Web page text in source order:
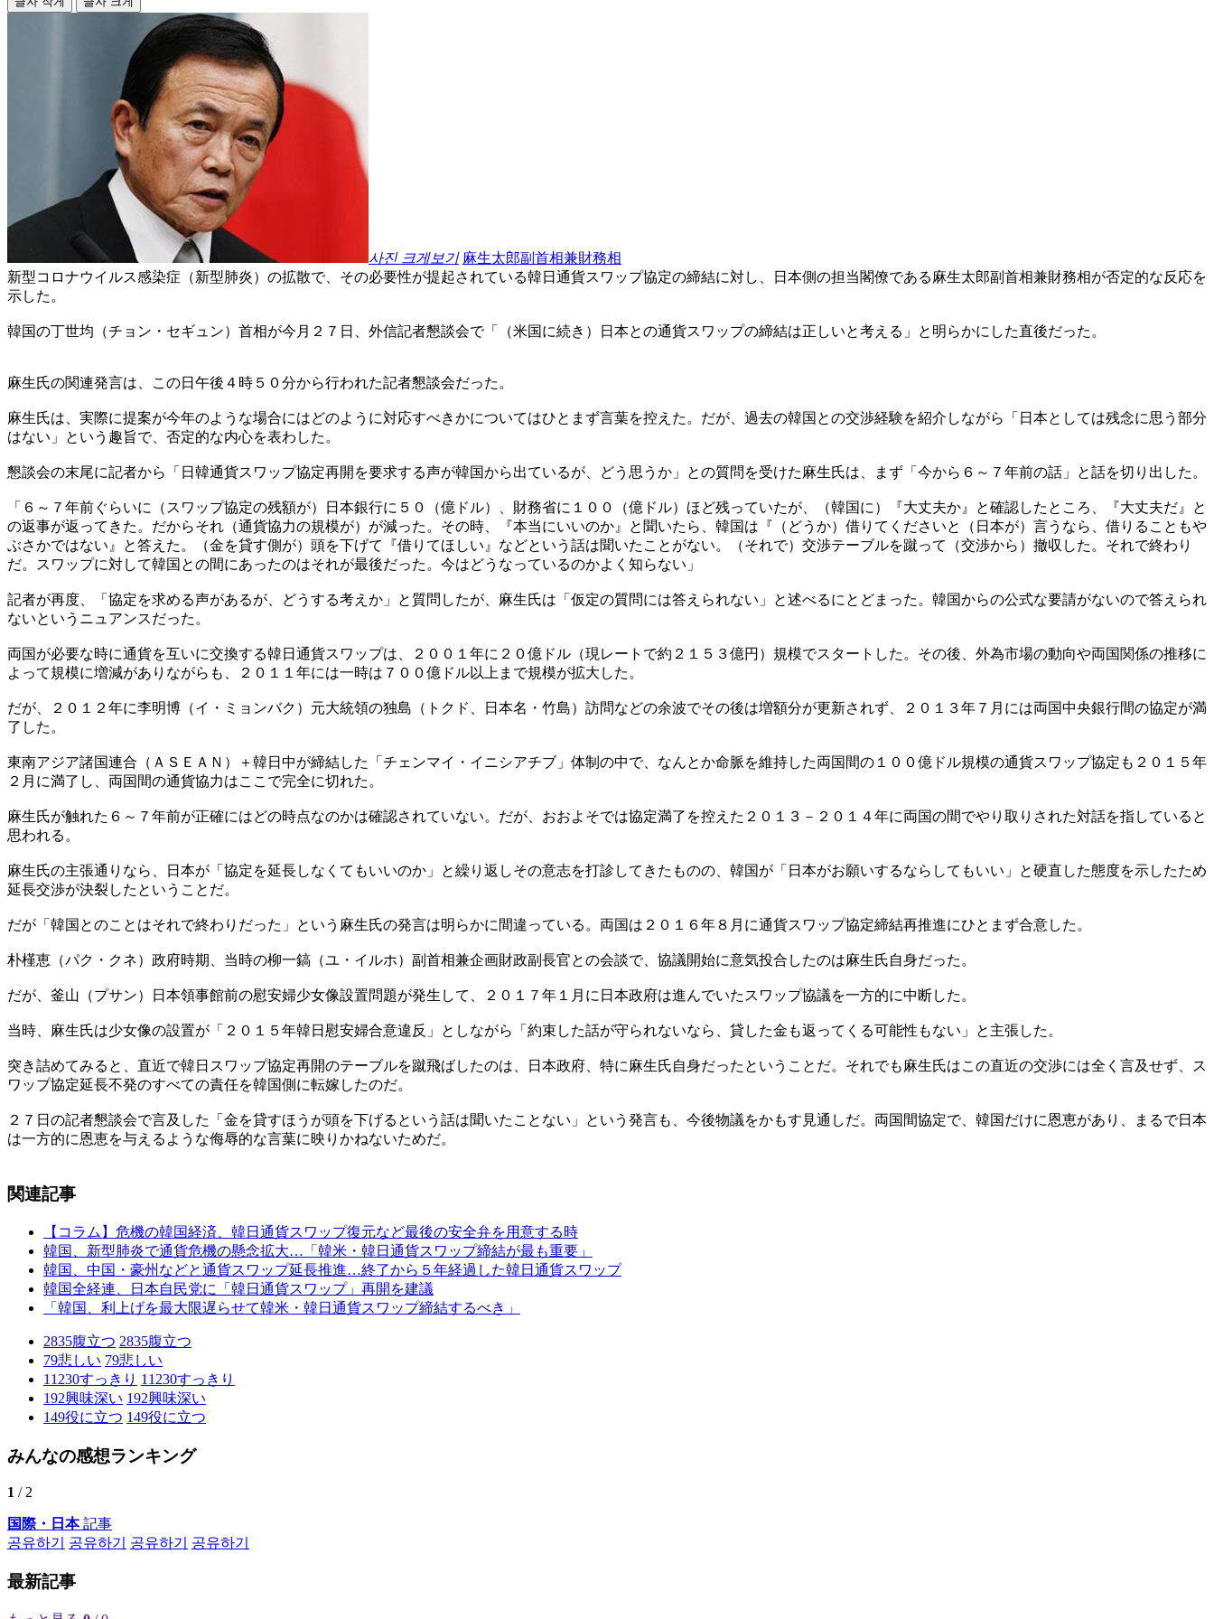
사진 크게보기 麻生太郎副首相兼財務相
新型コロナウイルス感染症（新型肺炎）の拡散で、その必要性が提起されている韓日通貨スワップ協定の締結に対し、日本側の担当閣僚である麻生太郎副首相兼財務相が否定的な反応を
示した。
韓国の丁世均（チョン・セギュン）首相が今月２７日、外信記者懇談会で「（米国に続き）日本との通貨スワップの締結は正しいと考える」と明らかにした直後だった。
麻生氏の関連発言は、この日午後４時５０分から行われた記者懇談会だった。
麻生氏は、実際に提案が今年のような場合にはどのように対応すべきかについてはひとまず言葉を控えた。だが、過去の韓国との交渉経験を紹介しながら「日本としては残念に思う部分
はない」という趣旨で、否定的な内心を表わした。
懇談会の末尾に記者から「日韓通貨スワップ協定再開を要求する声が韓国から出ているが、どう思うか」との質問を受けた麻生氏は、まず「今から６～７年前の話」と話を切り出した。
「６～７年前ぐらいに（スワップ協定の残額が）日本銀行に５０（億ドル）、財務省に１００（億ドル）ほど残っていたが、（韓国に）『大丈夫か』と確認したところ、『大丈夫だ』と
の返事が返ってきた。だからそれ（通貨協力の規模が）が減った。その時、『本当にいいのか』と聞いたら、韓国は『（どうか）借りてくださいと（日本が）言うなら、借りることもや
ぶさかではない』と答えた。（金を貸す側が）頭を下げて『借りてほしい』などという話は聞いたことがない。（それで）交渉テーブルを蹴って（交渉から）撤収した。それで終わり
だ。スワップに対して韓国との間にあったのはそれが最後だった。今はどうなっているのかよく知らない」
記者が再度、「協定を求める声があるが、どうする考えか」と質問したが、麻生氏は「仮定の質問には答えられない」と述べるにとどまった。韓国からの公式な要請がないので答えられ
ないというニュアンスだった。
両国が必要な時に通貨を互いに交換する韓日通貨スワップは、２００１年に２０億ドル（現レートで約２１５３億円）規模でスタートした。その後、外為市場の動向や両国関係の推移に
よって規模に増減がありながらも、２０１１年には一時は７００億ドル以上まで規模が拡大した。
だが、２０１２年に李明博（イ・ミョンバク）元大統領の独島（トクド、日本名・竹島）訪問などの余波でその後は増額分が更新されず、２０１３年７月には両国中央銀行間の協定が満
了した。
東南アジア諸国連合（ＡＳＥＡＮ）＋韓日中が締結した「チェンマイ・イニシアチブ」体制の中で、なんとか命脈を維持した両国間の１００億ドル規模の通貨スワップ協定も２０１５年
２月に満了し、両国間の通貨協力はここで完全に切れた。
麻生氏が触れた６～７年前が正確にはどの時点なのかは確認されていない。だが、おおよそでは協定満了を控えた２０１３－２０１４年に両国の間でやり取りされた対話を指していると
思われる。
麻生氏の主張通りなら、日本が「協定を延長しなくてもいいのか」と繰り返しその意志を打診してきたものの、韓国が「日本がお願いするならしてもいい」と硬直した態度を示したため
延長交渉が決裂したということだ。
だが「韓国とのことはそれで終わりだった」という麻生氏の発言は明らかに間違っている。両国は２０１６年８月に通貨スワップ協定締結再推進にひとまず合意した。
朴槿恵（パク・クネ）政府時期、当時の柳一鎬（ユ・イルホ）副首相兼企画財政副長官との会談で、協議開始に意気投合したのは麻生氏自身だった。
だが、釜山（プサン）日本領事館前の慰安婦少女像設置問題が発生して、２０１７年１月に日本政府は進んでいたスワップ協議を一方的に中断した。
当時、麻生氏は少女像の設置が「２０１５年韓日慰安婦合意違反」としながら「約束した話が守られないなら、貸した金も返ってくる可能性もない」と主張した。
突き詰めてみると、直近で韓日スワップ協定再開のテーブルを蹴飛ばしたのは、日本政府、特に麻生氏自身だったということだ。それでも麻生氏はこの直近の交渉には全く言及せず、ス
ワップ協定延長不発のすべての責任を韓国側に転嫁したのだ。
２７日の記者懇談会で言及した「金を貸すほうが頭を下げるという話は聞いたことない」という発言も、今後物議をかもす見通しだ。両国間協定で、韓国だけに恩恵があり、まるで日本
は一方的に恩恵を与えるような侮辱的な言葉に映りかねないためだ。
関連記事
【コラム】危機の韓国経済、韓日通貨スワップ復元など最後の安全弁を用意する時
韓国、新型肺炎で通貨危機の懸念拡大…「韓米・韓日通貨スワップ締結が最も重要」
韓国、中国・豪州などと通貨スワップ延長推進…終了から５年経過した韓日通貨スワップ
韓国全経連、日本自民党に「韓日通貨スワップ」再開を建議
「韓国、利上げを最大限遅らせて韓米・韓日通貨スワップ締結するべき」
2835腹立つ 2835腹立つ
79悲しい 79悲しい
11230すっきり 11230すっきり
192興味深い 192興味深い
149役に立つ 149役に立つ
みんなの感想ランキング
1 / 2
国際・日本記事
공유하기
공유하기 공유하기 공유하기
最新記事